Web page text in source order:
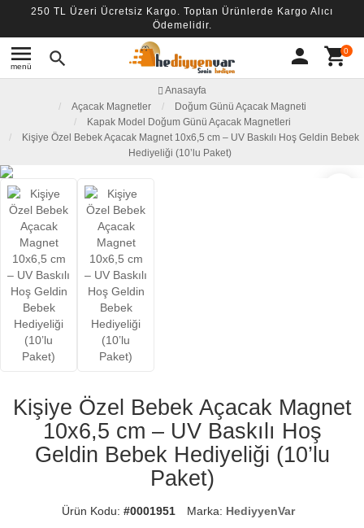
250 TL Üzeri Ücretsiz Kargo. Toptan Ürünlerde Kargo Alıcı
Ödemelidir.
menu
menü search person shopping_cart0
Anasayfa
Açacak Magnetler
Doğum Günü Açacak Magneti
Kapak Model Doğum Günü Açacak Magnetleri
Kişiye Özel Bebek Açacak Magnet 10x6,5 cm – UV Baskılı Hoş Geldin Bebek
Hediyeliği (10’lu Paket)
Kişiye Özel Bebek Açacak Magnet
10x6,5 cm – UV Baskılı Hoş
Geldin Bebek Hediyeliği (10’lu
Paket)
Ürün Kodu: #0001951 Marka: HediyyenVar